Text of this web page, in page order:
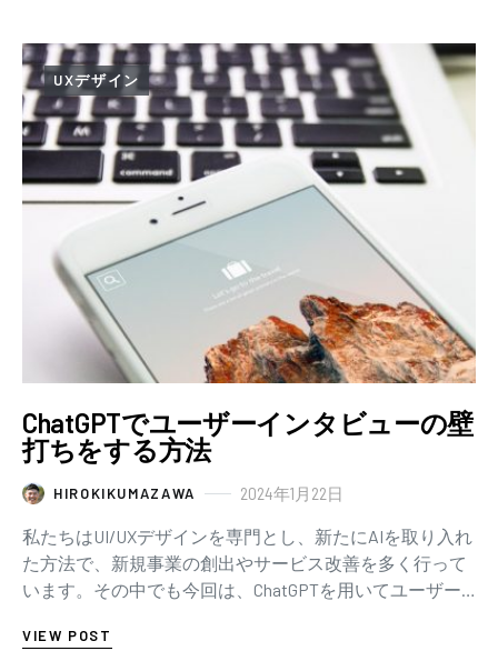
UXデザイン
ChatGPTでユーザーインタビューの壁
打ちをする方法
HIROKIKUMAZAWA 2024年1月22日
私たちはUI/UXデザインを専門とし、新たにAIを取り入れ
た方法で、新規事業の創出やサービス改善を多く行って
います。その中でも今回は、ChatGPTを用いてユーザー
VIEW POST